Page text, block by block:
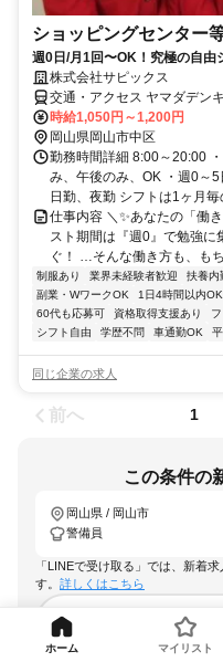
ショッピングセンター
週0日/月1回〜OK！究極の自由
株式会社サピックス
交通・アクセス ヤマダデン
時給1,050円～1,200円
岡山県岡山市中区
勤務時間詳細 8:00～20:00
み、午後のみ、OK ・週0～
日勤、夜勤 シフトは1ヶ月毎
仕事内容 ＼✨あなたの「働
スト期間は『週0』で勉強
ぐ！ …そんな働き方も、も
制服あり 業界未経験者歓迎 扶養内
副業・WワークOK
1日4時間以内OK
60代も応募可
資格取得支援あり
シフト自由
学歴不問 車通勤OK
同じ企業の求人
前へ 1
この条件の
岡山県 / 岡山市
警備員
「LINEで受け取る」では、新着
す。 詳しくはこちら
ホーム マイリスト